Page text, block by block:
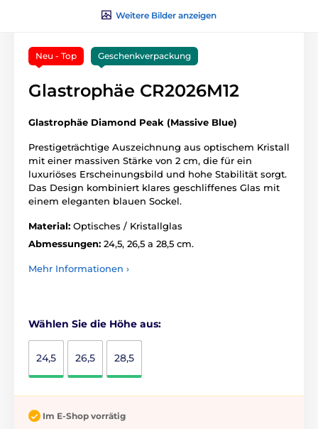
Weitere Bilder anzeigen
Neu - Top Geschenkverpackung
Glastrophäe CR2026M12
Glastrophäe Diamond Peak (Massive Blue)
Prestigeträchtige Auszeichnung aus optischem Kristall
mit einer massiven Stärke von 2 cm, die für ein
luxuriöses Erscheinungsbild und hohe Stabilität sorgt.
Das Design kombiniert klares geschliffenes Glas mit
einem eleganten blauen Sockel.
Material: Optisches / Kristallglas
Abmessungen: 24,5, 26,5 a 28,5 cm.
Mehr Informationen ›
Wählen Sie die Höhe aus:
24,5 26,5 28,5
Im E-Shop vorrätig